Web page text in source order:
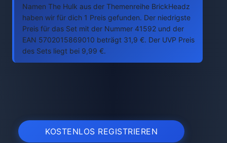
Namen The Hulk aus der Themenreihe BrickHeadz
haben wir für dich 1 Preis gefunden. Der niedrigste
Preis für das Set mit der Nummer 41592 und der
EAN 5702015869010 beträgt 31,9 €. Der UVP Preis
des Sets liegt bei 9,99 €.
KOSTENLOS REGISTRIEREN